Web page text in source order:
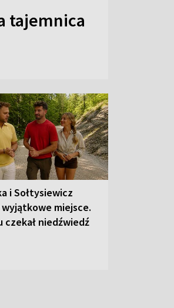
tajemnica
i Sołtysiewicz
miejsce.
czekał niedźwiedź